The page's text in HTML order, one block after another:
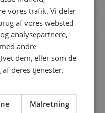
noget for dig
vores trafik. Vi deler
af vores websted
analysepartnere,
andre
dem, eller som de
deres tjenester.
Målretning